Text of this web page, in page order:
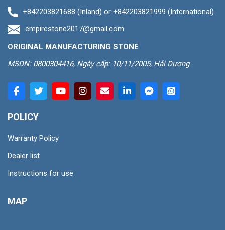
+842203821688 (Inland) or +842203821999 (International)
empirestone2017@gmail.com
ORIGINAL MANUFACTURING STONE
MSDN: 0800304416, Ngày cấp: 10/11/2005, Hải Dương
POLICY
Warranty Policy
Dealer list
Instructions for use
MAP